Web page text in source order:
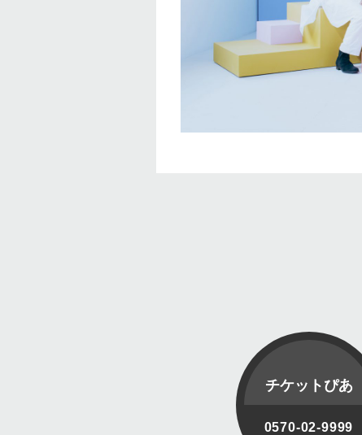
チケットぴあ
0570-02-9999